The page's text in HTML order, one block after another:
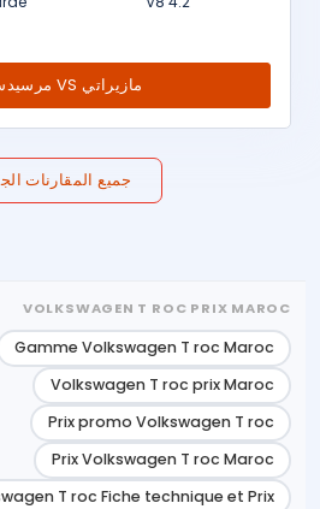
مازيراتي VS مرسيدس-بنز
جميع المقارنات
VOLKSWAGEN T ROC PRIX MAROC
Gamme Volkswagen T roc Maroc
Volkswagen T roc prix Maroc
Prix promo Volkswagen T roc
Prix Volkswagen T roc Maroc
T roc Fiche technique et Prix